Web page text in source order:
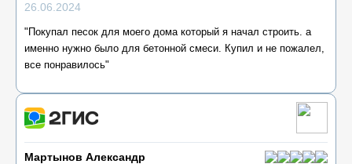
26.06.2024
"Покупал песок для моего дома который я начал строить. а
именно нужно было для бетонной смеси. Купил и не пожалел,
все понравилось"
Мартынов Александр